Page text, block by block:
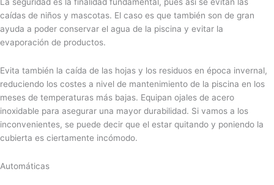
caídas de niños y mascotas. El caso es que también son de gran
ayuda a poder conservar el agua de la piscina y evitar la
evaporación de productos.
Evita también la caída de las hojas y los residuos en época invernal,
reduciendo los costes a nivel de mantenimiento de la piscina en los
meses de temperaturas más bajas. Equipan ojales de acero
inoxidable para asegurar una mayor durabilidad. Si vamos a los
inconvenientes, se puede decir que el estar quitando y poniendo la
cubierta es ciertamente incómodo.
Automáticas